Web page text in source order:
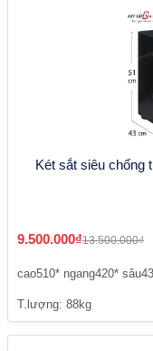
Két sắt siêu chống
9.500.000₫13.500.000₫
cao510* ngang420*
T.lượng: 88kg